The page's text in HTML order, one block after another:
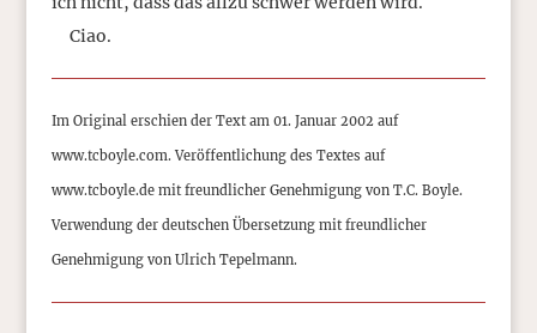
Ciao.
Im Original erschien der Text am 01. Januar 2002 auf
www.tcboyle.com. Veröffentlichung des Textes auf
www.tcboyle.de mit freundlicher Genehmigung von T.C. Boyle.
Verwendung der deutschen Übersetzung mit freundlicher
Genehmigung von Ulrich Tepelmann.